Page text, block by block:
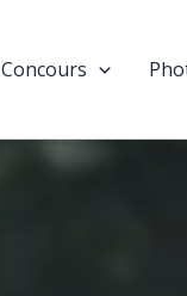
Concours